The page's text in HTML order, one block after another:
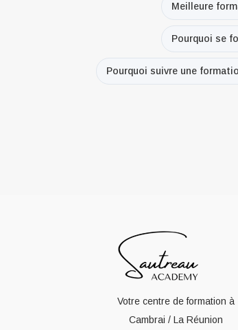
Meilleure
Pourquoi se
Pourquoi suivre une
Votre centre de formation à
Cambrai / La Réunion